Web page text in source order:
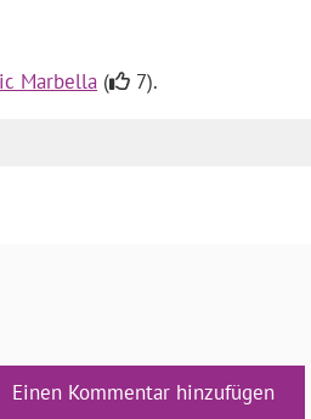
Marbella ( 7).
Einen Kommentar hinzufügen